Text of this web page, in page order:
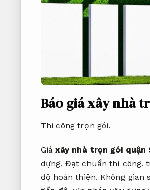
Báo giá xây nhà
Thi công trọn gói.
Giá xây nhà trọn gói quận
dựng,Đạt chuẩn thi công.
độ hoàn thiện. Không gian